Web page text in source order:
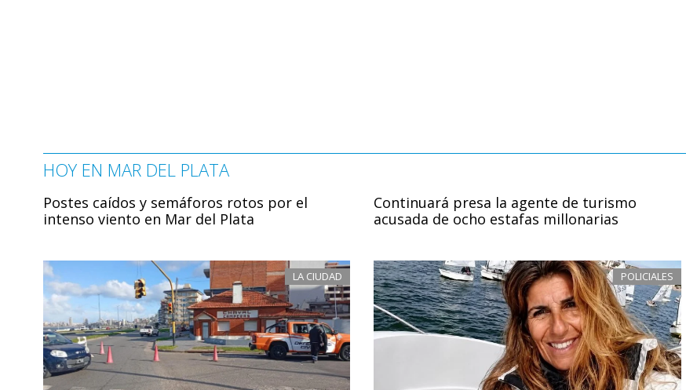
HOY EN MAR DEL PLATA
Postes caídos y semáforos rotos por el
intenso viento en Mar del Plata
LA CIUDAD
Continuará presa la agente de turismo
acusada de ocho estafas millonarias
POLICIALES